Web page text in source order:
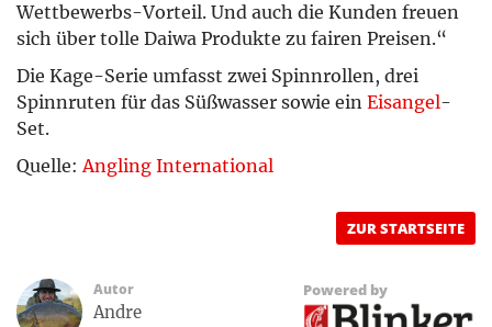
Wettbewerbs-Vorteil. Und auch die Kunden freuen
sich über tolle Daiwa Produkte zu fairen Preisen.“
Die Kage-Serie umfasst zwei Spinnrollen, drei
Spinnruten für das Süßwasser sowie ein Eisangel-
Set.
Quelle:Angling International
ZUR STARTSEITE
Autor
Andre
Powered by